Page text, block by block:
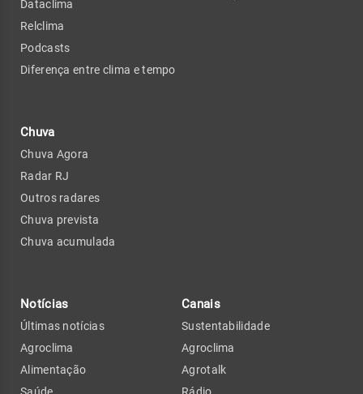
Dataclima
Relclima
Podcasts
Diferença entre clima e tempo
Chuva
Chuva Agora
Radar RJ
Outros radares
Chuva prevista
Chuva acumulada
Notícias
Últimas notícias
Agroclima
Alimentação
Canais
Sustentabilidade
Agroclima
Agrotalk